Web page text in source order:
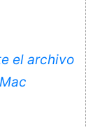
el archivo